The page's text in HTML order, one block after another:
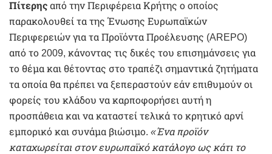
Πίτερης από την Περιφέρεια Κρήτης ο οποίος
παρακολουθεί τα της Ένωσης Ευρωπαϊκών
Περιφερειών για τα Προϊόντα Προέλευσης (AREPO)
από το 2009, κάνοντας τις δικές του επισημάνσεις για
το θέμα και θέτοντας στο τραπέζι σημαντικά ζητήματα
τα οποία θα πρέπει να ξεπεραστούν εάν επιθυμούν οι
φορείς του κλάδου να καρποφορήσει αυτή η
προσπάθεια και να καταστεί τελικά το κρητικό αρνί
εμπορικό και συνάμα βιώσιμο. «Ένα προϊόν
καταχωρείται στον ευρωπαϊκό κατάλογο ως κάτι το